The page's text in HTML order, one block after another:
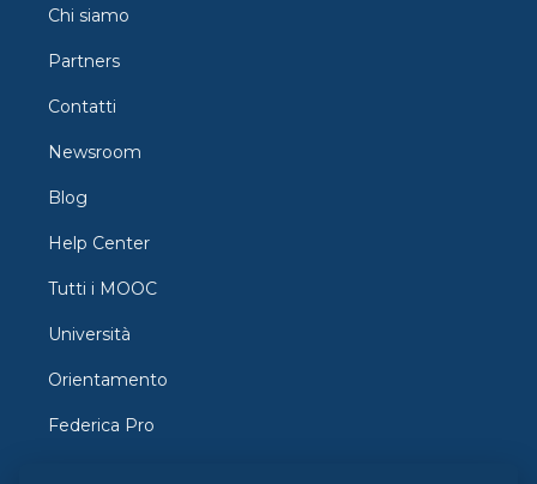
Chi siamo
Partners
Contatti
Newsroom
Blog
Help Center
Tutti i MOOC
Università
Orientamento
Federica Pro